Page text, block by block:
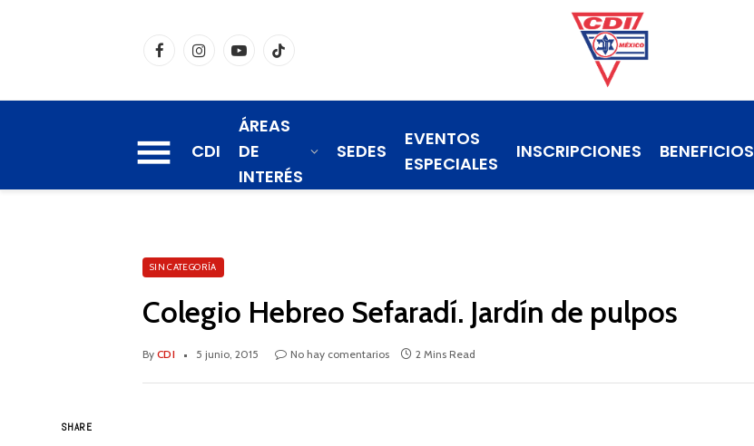
FacebookInstagramYouTubeTikTok
CDI
ÁREAS
DE
INTERÉS
SEDES
EVENTOS
ESPECIALES
INSCRIPCIONES BENEFICIOS
SIN CATEGORÍA
Colegio Hebreo Sefaradí. Jardín de pulpos
By CDI 5 junio, 2015 No hay comentarios 2 Mins Read
SHARE